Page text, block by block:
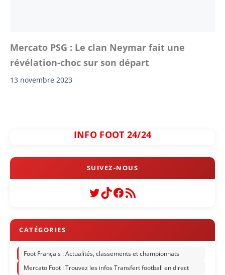
Mercato PSG : Le clan Neymar fait une
révélation-choc sur son départ
13 novembre 2023
INFO FOOT 24/24
Twitter
TikTok
Facebook
Flux RSS
Foot Français : Actualités, classements et championnats
Mercato Foot : Trouvez les infos Transfert football en direct